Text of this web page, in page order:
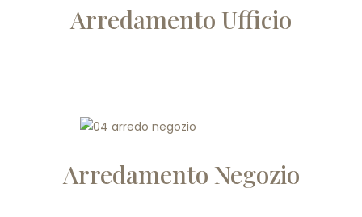
Arredamento Ufficio
Arredamento Negozio